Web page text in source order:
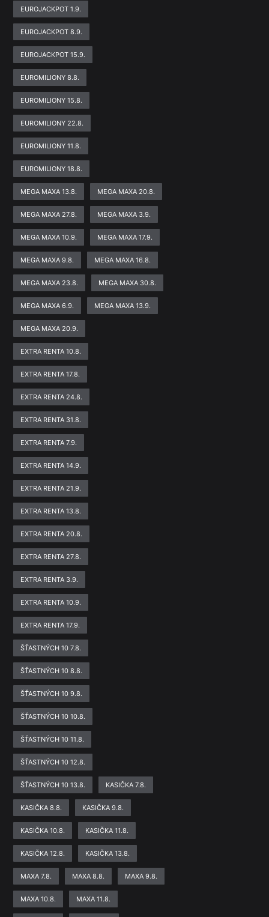
EUROJACKPOT 1.9.
EUROJACKPOT 8.9.
EUROJACKPOT 15.9.
EUROMILIONY 8.8.
EUROMILIONY 15.8.
EUROMILIONY 22.8.
EUROMILIONY 11.8.
EUROMILIONY 18.8.
MEGA MAXA 13.8. MEGA MAXA 20.8.
MEGA MAXA 27.8. MEGA MAXA 3.9.
MEGA MAXA 10.9. MEGA MAXA 17.9.
MEGA MAXA 9.8. MEGA MAXA 16.8.
MEGA MAXA 23.8. MEGA MAXA 30.8.
MEGA MAXA 6.9. MEGA MAXA 13.9.
MEGA MAXA 20.9.
EXTRA RENTA 10.8.
EXTRA RENTA 17.8.
EXTRA RENTA 24.8.
EXTRA RENTA 31.8.
EXTRA RENTA 7.9.
EXTRA RENTA 14.9.
EXTRA RENTA 21.9.
EXTRA RENTA 13.8.
EXTRA RENTA 20.8.
EXTRA RENTA 27.8.
EXTRA RENTA 3.9.
EXTRA RENTA 10.9.
EXTRA RENTA 17.9.
ŠŤASTNÝCH 10 7.8.
ŠŤASTNÝCH 10 8.8.
ŠŤASTNÝCH 10 9.8.
ŠŤASTNÝCH 10 10.8.
ŠŤASTNÝCH 10 11.8.
ŠŤASTNÝCH 10 12.8.
ŠŤASTNÝCH 10 13.8. KASIČKA 7.8.
KASIČKA 8.8. KASIČKA 9.8.
KASIČKA 10.8. KASIČKA 11.8.
KASIČKA 12.8. KASIČKA 13.8.
MAXA 7.8. MAXA 8.8. MAXA 9.8.
MAXA 10.8. MAXA 11.8.